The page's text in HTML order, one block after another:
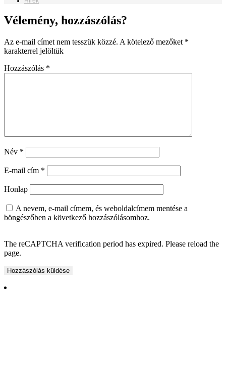
Vélemény, hozzászólás?
Az e-mail címet nem tesszük közzé. A kötelező mezőket *
karakterrel jelöltük
Hozzászólás *
Név *
E-mail cím *
Honlap
A nevem, e-mail címem, és weboldalcímem mentése a
böngészőben a következő hozzászólásomhoz.
The reCAPTCHA verification period has expired. Please reload the
page.